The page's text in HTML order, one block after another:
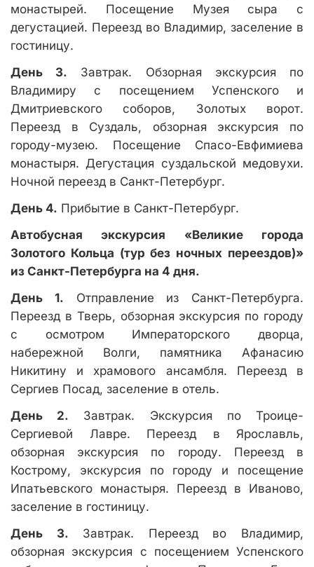
монастырей. Посещение Музея сыра с
дегустацией. Переезд во Владимир, заселение в
гостиницу.
День 3. Завтрак. Обзорная экскурсия по
Владимиру с посещением Успенского и
Дмитриевского соборов, Золотых ворот.
Переезд в Суздаль, обзорная экскурсия по
городу-музею. Посещение Спасо-Евфимиева
монастыря. Дегустация суздальской медовухи.
Ночной переезд в Санкт-Петербург.
День 4. Прибытие в Санкт-Петербург.
Автобусная экскурсия «Великие города
Золотого Кольца (тур без ночных переездов)»
из Санкт-Петербурга на 4 дня.
День 1. Отправление из Санкт-Петербурга.
Переезд в Тверь, обзорная экскурсия по городу
с осмотром Императорского дворца,
набережной Волги, памятника Афанасию
Никитину и храмового ансамбля. Переезд в
Сергиев Посад, заселение в отель.
День 2. Завтрак. Экскурсия по Троице-
Сергиевой Лавре. Переезд в Ярославль,
обзорная экскурсия по городу. Переезд в
Кострому, экскурсия по городу и посещение
Ипатьевского монастыря. Переезд в Иваново,
заселение в гостиницу.
День 3. Завтрак. Переезд во Владимир,
обзорная экскурсия с посещением Успенского